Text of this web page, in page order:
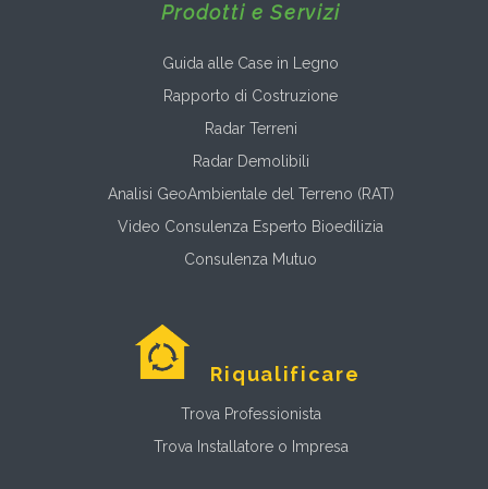
Prodotti e Servizi
Guida alle Case in Legno
Rapporto di Costruzione
Radar Terreni
Radar Demolibili
Analisi GeoAmbientale del Terreno (RAT)
Video Consulenza Esperto Bioedilizia
Consulenza Mutuo
Riqualificare
Trova Professionista
Trova Installatore o Impresa